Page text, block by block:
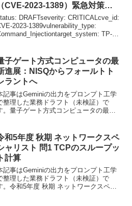
（CVE-2023-1389）緊急対策ガ
ダンスDRAFTseverity: CRITICALcve_id:
2023-1389vulnerability_type:
TP-
子ゲート方式コンピュータの最
進展：NISQからフォールトト
ラントへ
記事はGeminiの出力をプロンプト工学
整理した業務ドラフト（未検証）で
。量子ゲート方式コンピュータの最新
量子ゲート操作を適用することで計算
行う「量子ゲー...
和5年度 秋期 ネットワークスペ
ャリスト 問1 TCPのスループッ
ト計算
記事はGeminiの出力をプロンプト工学
整理した業務ドラフト（未検証）で
。令和5年度 秋期 ネットワークスペシ